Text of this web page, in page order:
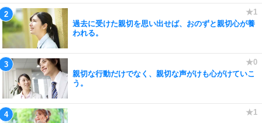
過去に受けた親切を思い出せば、おのずと親切心が養
われる。
親切な行動だけでなく、親切な声がけも心がけていこ
う。